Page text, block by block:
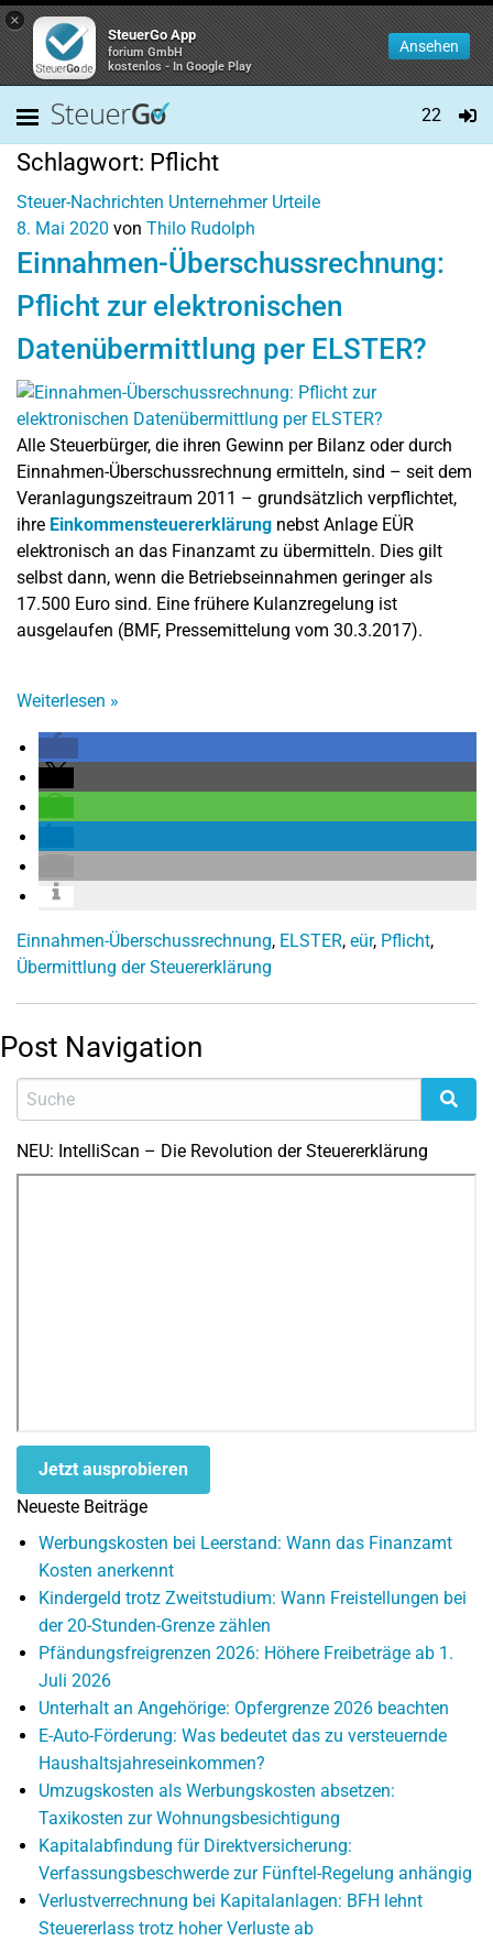
×
SteuerGo App
forium GmbH
kostenlos - In Google Play
Ansehen
22
Schlagwort: Pflicht
Steuer-Nachrichten Unternehmer Urteile
8. Mai 2020 von Thilo Rudolph
Einnahmen-Überschussrechnung:
Pflicht zur elektronischen
Datenübermittlung per ELSTER?
Alle Steuerbürger, die ihren Gewinn per Bilanz oder durch
Einnahmen-Überschussrechnung ermitteln, sind – seit dem
Veranlagungszeitraum 2011 – grundsätzlich verpflichtet,
ihre Einkommensteuererklärung nebst Anlage EÜR
elektronisch an das Finanzamt zu übermitteln. Dies gilt
selbst dann, wenn die Betriebseinnahmen geringer als
17.500 Euro sind. Eine frühere Kulanzregelung ist
ausgelaufen (BMF, Pressemittelung vom 30.3.2017).
Weiterlesen »
Einnahmen-Überschussrechnung, ELSTER, eür, Pflicht,
Übermittlung der Steuererklärung
Post Navigation
NEU: IntelliScan – Die Revolution der Steuererklärung
Jetzt ausprobieren
Neueste Beiträge
Werbungskosten bei Leerstand: Wann das Finanzamt
Kosten anerkennt
Kindergeld trotz Zweitstudium: Wann Freistellungen bei
der 20-Stunden-Grenze zählen
Pfändungsfreigrenzen 2026: Höhere Freibeträge ab 1.
Juli 2026
Unterhalt an Angehörige: Opfergrenze 2026 beachten
E-Auto-Förderung: Was bedeutet das zu versteuernde
Haushaltsjahreseinkommen?
Umzugskosten als Werbungskosten absetzen:
Taxikosten zur Wohnungsbesichtigung
Kapitalabfindung für Direktversicherung:
Verfassungsbeschwerde zur Fünftel-Regelung anhängig
Verlustverrechnung bei Kapitalanlagen: BFH lehnt
Steuererlass trotz hoher Verluste ab